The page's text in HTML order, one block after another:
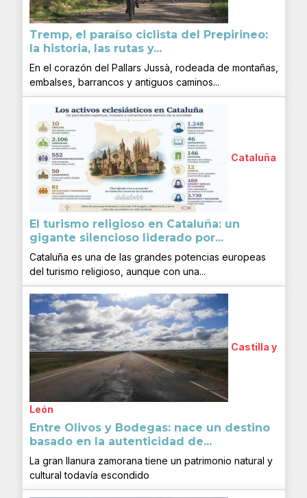
Tremp, el paraíso ciclista del Prepirineo:
la historia, las rutas y...
En el corazón del Pallars Jussà, rodeada de montañas,
embalses, barrancos y antiguos caminos...
Cataluña
El turismo religioso en Cataluña: un
gigante silencioso liderado por...
Cataluña es una de las grandes potencias europeas
del turismo religioso, aunque con una...
Castilla y
León
Entre Olivos y Bodegas: nace un destino
basado en la autenticidad de...
La gran llanura zamorana tiene un patrimonio natural y
cultural todavía escondido